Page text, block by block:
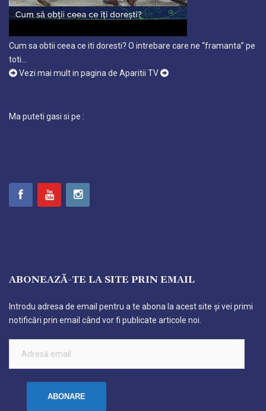
Cum sa obtii ceea ce iti doresti? O intrebare care ne “framanta” pe
toti…
Vezi mai mult in pagina de Aparitii TV
Ma puteti gasi si pe :
ABONEAZĂ-TE LA SITE PRIN EMAIL
Introdu adresa de email pentru a te abona la acest site și vei primi
notificări prin email când vor fi publicate articole noi.
email
ABONARE